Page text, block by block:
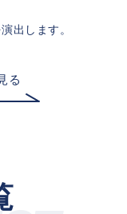
出します。
る